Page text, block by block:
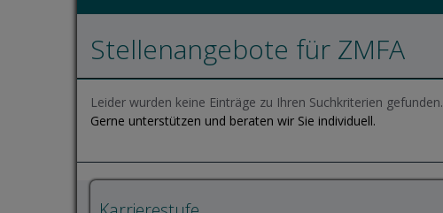
Stellenangebote für ZMFA
Leider wurden keine Einträge zu Ihren Suchkriterien gefunden.
Gerne unterstützen und beraten wir Sie individuell.